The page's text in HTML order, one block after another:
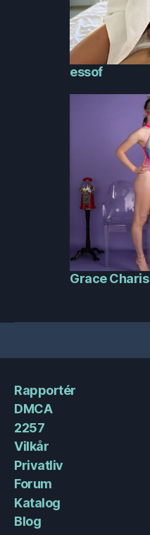
essof
Grace Charis
Rapportér
DMCA
2257
Vilkår
Privatliv
Forum
Katalog
Blog